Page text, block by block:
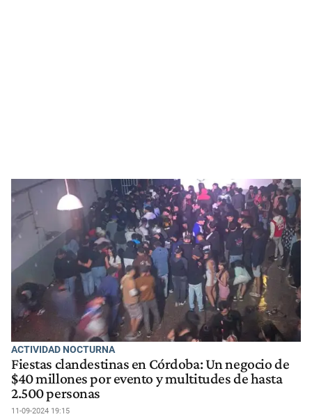
ACTIVIDAD NOCTURNA
Fiestas clandestinas en Córdoba: Un negocio de
$40 millones por evento y multitudes de hasta
2.500 personas
11-09-2024 19:15